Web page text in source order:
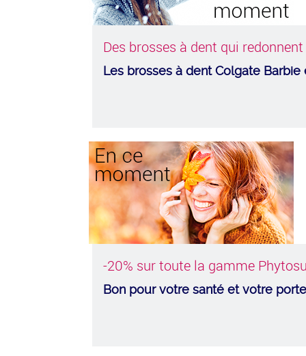
Des brosses à dent qui
Les brosses à dent Colgate
-20% sur toute la gamme
Bon pour votre santé et votre